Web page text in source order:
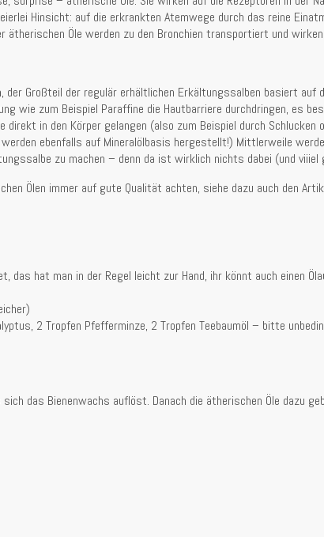
Hinsicht: auf die erkrankten Atemwege durch das reine
ätherischen Öle werden zu den Bronchien transportiert und
der Großteil der regulär erhältlichen Erkältungssalben basiert
wie zum Beispiel Paraffine die Hautbarriere durchdringen, es
in den Körper gelangen (also zum Beispiel durch
werden ebenfalls auf Mineralölbasis hergestellt!) Mittlerweile
zu machen – denn da ist wirklich nichts dabei (und
Ölen immer auf gute Qualität achten, siehe dazu auch den
das hat man in der Regel leicht zur Hand, ihr könnt auch einen
2 Tropfen Pfefferminze, 2 Tropfen Teebaumöl – bitte
das Bienenwachs auflöst. Danach die ätherischen Öle dazu